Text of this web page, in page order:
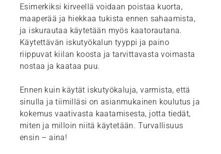
Esimerkiksi kirveellä voidaan poistaa kuorta,
maaperää ja hiekkaa tukista ennen sahaamista,
ja iskurautaa käytetään myös kaatorautana.
Käytettävän iskutyökalun tyyppi ja paino
riippuvat kiilan koosta ja tarvittavasta voimasta
nostaa ja kaataa puu.
Ennen kuin käytät iskutyökaluja, varmista, että
sinulla ja tiimilläsi on asianmukainen koulutus ja
kokemus vaativasta kaatamisesta, jotta tiedät,
miten ja milloin niitä käytetään. Turvallisuus
ensin – aina!